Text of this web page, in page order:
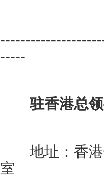
-----
驻香港总
地址：香港
室